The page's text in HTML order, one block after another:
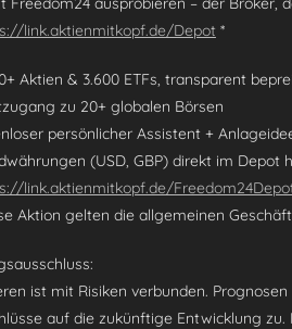
link.aktienmitkopf.de/Depot *
Aktien & 3.600 ETFs, transparent
zu 20+ globalen Börsen
persönlicher Assistent +
(USD, GBP) direkt im
link.aktienmitkopf.de/
Aktion gelten die allgemeinen
ist mit Risiken verbunden.
auf die zukünftige Entwicklung